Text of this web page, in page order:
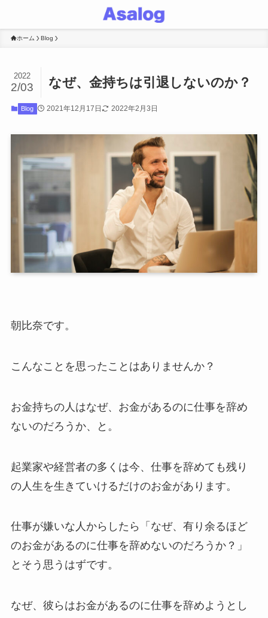
ホーム Blog
なぜ、金持ちは引退しないのか？
2022
2/03
Blog 2021年12月17日 2022年2月3日
朝比奈です。
こんなことを思ったことはありませんか？
お金持ちの人はなぜ、お金があるのに仕事を辞め
ないのだろうか、と。
起業家や経営者の多くは今、仕事を辞めても残り
の人生を生きていけるだけのお金があります。
仕事が嫌いな人からしたら「なぜ、有り余るほど
のお金があるのに仕事を辞めないのだろうか？」
とそう思うはずです。
なぜ、彼らはお金があるのに仕事を辞めようとし